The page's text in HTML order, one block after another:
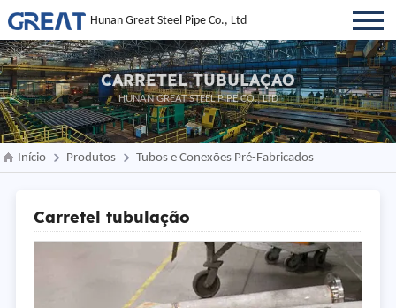
Hunan Great Steel Pipe Co., Ltd
CARRETEL TUBULAÇÃO
HUNAN GREAT STEEL PIPE CO., LTD
Início Produtos Tubos e Conexões Pré-Fabricados
Carretel tubulação